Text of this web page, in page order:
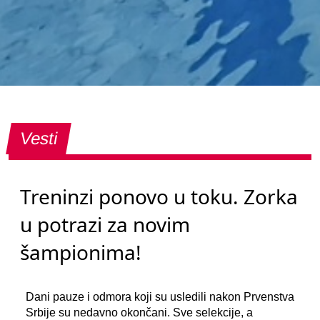
Vesti
Treninzi ponovo u toku. Zorka
u potrazi za novim
šampionima!
Dani pauze i odmora koji su usledili nakon Prvenstva
Srbije su nedavno okončani. Sve selekcije, a